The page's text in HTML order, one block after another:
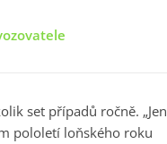
set případů ročně. „Jen
pololetí loňského roku